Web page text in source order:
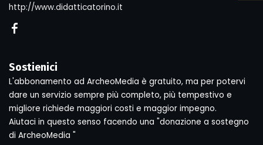
http://www.didatticatorino.it
Sostienici
L'abbonamento ad ArcheoMedia è gratuito, ma per potervi
dare un servizio sempre più completo, più tempestivo e
migliore richiede maggiori costi e maggior impegno.
Aiutaci in questo senso facendo una "donazione a sostegno
di ArcheoMedia "